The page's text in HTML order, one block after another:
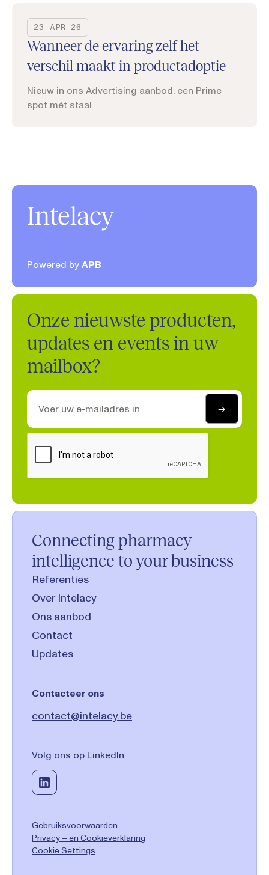
23 APR 26
Wanneer de ervaring zelf het
verschil maakt in productadoptie
Nieuw in ons Advertising aanbod: een Prime
spot mét staal
Intelacy
Powered by APB
Onze nieuwste producten,
updates en events in uw
mailbox?
Connecting pharmacy
intelligence to your business
Referenties
Over Intelacy
Ons aanbod
Contact
Updates
Contacteer ons
contact@intelacy.be
Volg ons op LinkedIn
Gebruiksvoorwaarden
Privacy – en Cookieverklaring
Cookie Settings